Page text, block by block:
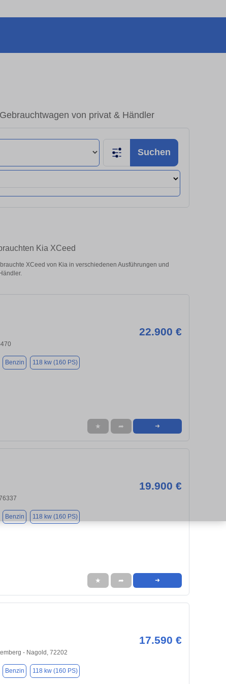
von privat & Händler
Suchen
Kia XCeed
XCeed von Kia in verschiedenen Ausführungen und
22.900 €
Benzin 118 kw (160 PS)
★ ➦ ➜
19.900 €
Benzin 118 kw (160 PS)
★ ➦ ➜
17.590 €
- Nagold, 72202
Benzin 118 kw (160 PS)